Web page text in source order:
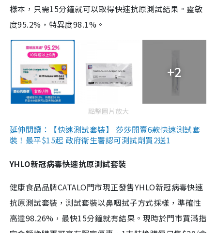
樣本，只需15分鐘就可以取得快速抗原測試結果。靈敏
度95.2%，特異度98.1%。
+2
點擊圖片放大
延伸閱讀：【快速測試套裝】 莎莎開賣6款快速測試套
裝！最平$15起 政府衛生署認可測試劑買2送1
YHLO新冠病毒快速抗原測試套裝
健康食品品牌CATALO門市現正發售YHLO新冠病毒快速
抗原測試套裝，測試套裝以鼻咽拭子方式採樣，準確性
高達98.26%，最快15分鐘就有結果。現時於門市買滿指